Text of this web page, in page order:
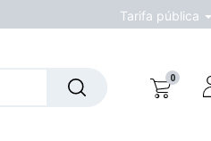
Tarifa pública
0